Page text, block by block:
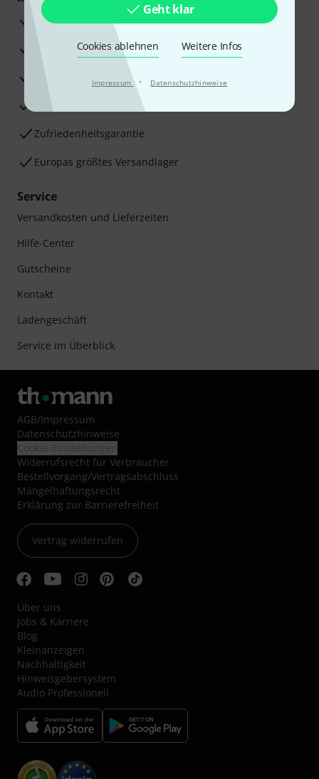
Geht klar
Cookies ablehnen Weitere Infos
Impressum · Datenschutzhinweise
3 Jahre Thomann Garantie
30 Tage Money-Back-Garantie
Beratung durch Fachexperten
Zufriedenheitsgarantie
Europas größtes Versandlager
Service
Versandkosten und Lieferzeiten
Hilfe-Center
Gutscheine
Kontakt
Ladengeschäft
Service im Überblick
AGB/Impressum
Datenschutzhinweise
Widerrufsrecht für Verbraucher
Bestellvorgang/Vertragsabschluss
Mängelhaftungsrecht
Erklärung zur Barrierefreiheit
Vertrag widerrufen
Über uns
Jobs & Karriere
Blog
Kleinanzeigen
Nachhaltigkeit
Hinweisgebersystem
Audio Professionell